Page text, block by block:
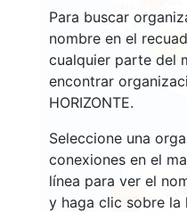
Para buscar
nombre en el
cualquier parte del
encontrar
HORIZONTE.
Seleccione una
conexiones en el
línea para ver el
y haga clic sobre la
1827
76